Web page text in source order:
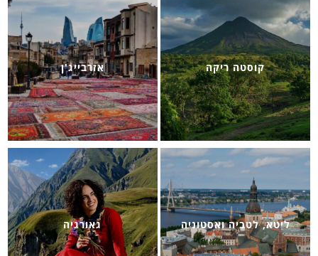
קוסטה ריקה אזרבייג'ן
ליטא, לטביה ואסטוניה גאורגיה